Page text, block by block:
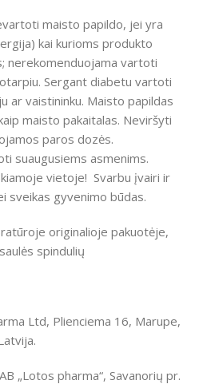
maisto papildo, jei yra
kai kurioms produkto
nerekomenduojama vartoti
Sergant diabetu vartoti
ar vaistininku. Maisto papildas
maisto pakaitalas. Neviršyti
paros dozės.
suaugusiems asmenims.
vietoje! Svarbu įvairi ir
sveikas gyvenimo būdas.
originalioje pakuotėje,
spindulių
Ltd, Plienciema 16, Marupe,
„Lotos pharma“, Savanorių pr.